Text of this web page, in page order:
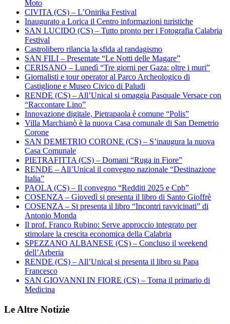
Moto
CIVITA (CS) – L’Onirika Festival
Inaugurato a Lorica il Centro informazioni turistiche
SAN LUCIDO (CS) – Tutto pronto per i Fotografia Calabria
Festival
Castrolibero rilancia la sfida al randagismo
SAN FILI – Presentate “Le Notti delle Magare”
CERISANO – Lunedì “Tre giorni per Gaza: oltre i muri”
Giornalisti e tour operator al Parco Archeologico di
Castiglione e Museo Civico di Paludi
RENDE (CS) – All’Unical si omaggia Pasquale Versace con
“Raccontare Lino”
Innovazione digitale, Pietrapaola è comune “Polis”
Villa Marchianò è la nuova Casa comunale di San Demetrio
Corone
SAN DEMETRIO CORONE (CS) – S’inaugura la nuova
Casa Comunale
PIETRAFITTA (CS) – Domani “Ruga in Fiore”
RENDE – All’Unical il convegno nazionale “Destinazione
Italia”
PAOLA (CS) – Il convegno “Redditi 2025 e Cpb”
COSENZA – Giovedì si presenta il libro di Santo Gioffrè
COSENZA – Si presenta il libro “Incontri ravvicinati” di
Antonio Monda
Il prof. Franco Rubino: Serve approccio integrato per
stimolare la crescita economica della Calabria
SPEZZANO ALBANESE (CS) – Concluso il weekend
dell’Arberia
RENDE (CS) – All’Unical si presenta il libro su Papa
Francesco
SAN GIOVANNI IN FIORE (CS) – Torna il primario di
Medicina
Le Altre Notizie